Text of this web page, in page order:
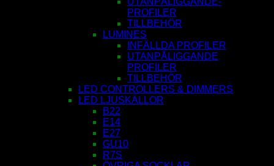
PROFILER
TILLBEHÖR
LUMINES
INFÄLLDA PROFILER
UTANPÅLIGGANDE
PROFILER
TILLBEHÖR
LED CONTROLLERS & DIMMERS
LED LJUSKÄLLOR
B22
E14
E27
GU10
R7S